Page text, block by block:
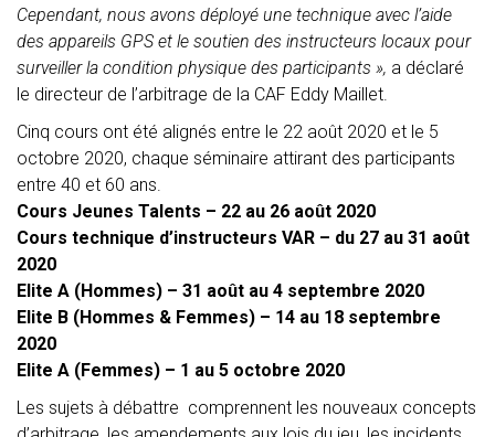
Cependant, nous avons déployé une technique avec l’aide
des appareils GPS et le soutien des instructeurs locaux pour
surveiller la condition physique des participants », a déclaré
le directeur de l’arbitrage de la CAF Eddy Maillet.
Cinq cours ont été alignés entre le 22 août 2020 et le 5
octobre 2020, chaque séminaire attirant des participants
entre 40 et 60 ans.
Cours Jeunes Talents – 22 au 26 août 2020
Cours technique d’instructeurs VAR – du 27 au 31 août
2020
Elite A (Hommes) – 31 août au 4 septembre 2020
Elite B (Hommes & Femmes) – 14 au 18 septembre
2020
Elite A (Femmes) – 1 au 5 octobre 2020
Les sujets à débattre comprennent les nouveaux concepts